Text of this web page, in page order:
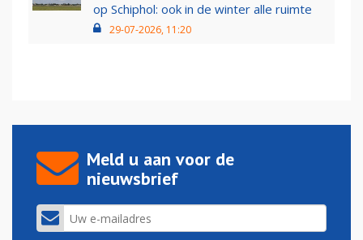
op Schiphol: ook in de winter alle ruimte
29-07-2026, 11:20
Meld u aan voor de
nieuwsbrief